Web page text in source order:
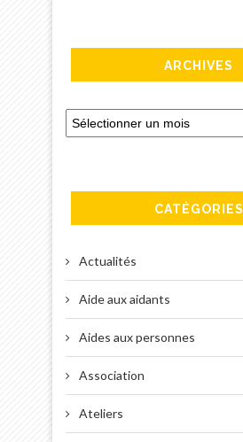
ARCHIVES
CATÉGORIES
Actualités
Aide aux aidants
Aides aux personnes
Association
Ateliers